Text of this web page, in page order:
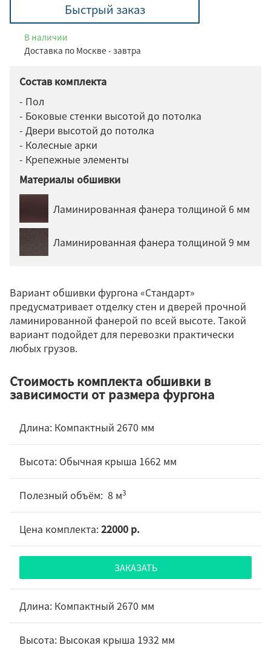
Быстрый заказ
В наличии
Доставка по Москве - завтра
Состав комплекта
- Пол
- Боковые стенки высотой до потолка
- Двери высотой до потолка
- Колесные арки
- Крепежные элементы
Материалы обшивки
Ламинированная фанера толщиной 6 мм
Ламинированная фанера толщиной 9 мм
Вариант обшивки фургона «Стандарт»
предусматривает отделку стен и дверей прочной
ламинированной фанерой по всей высоте. Такой
вариант подойдет для перевозки практически
любых грузов.
Стоимость комплекта обшивки в
зависимости от размера фургона
Компактный 2670 мм
Обычная крыша 1662 мм
8 м3
22000 р.
ЗАКАЗАТЬ
Компактный 2670 мм
Высокая крыша 1932 мм